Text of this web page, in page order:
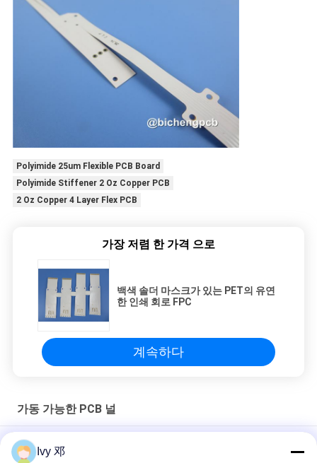
Polyimide 25um Flexible PCB Board
Polyimide Stiffener 2 Oz Copper PCB
2 Oz Copper 4 Layer Flex PCB
가장 저렴 한 가격 으로
백색 솔더 마스크가 있는 PET의 유연
한 인쇄 회로 FPC
계속하다
가동 가능한 PCB 널
가지고 다닐 수 있는 사운드 시스템을 위한 4 층 1.6 밀리미터 엄격
한 유연한 PCB
Ivy 邓